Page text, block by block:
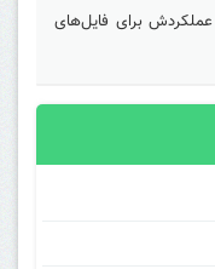
برای فایل‌های